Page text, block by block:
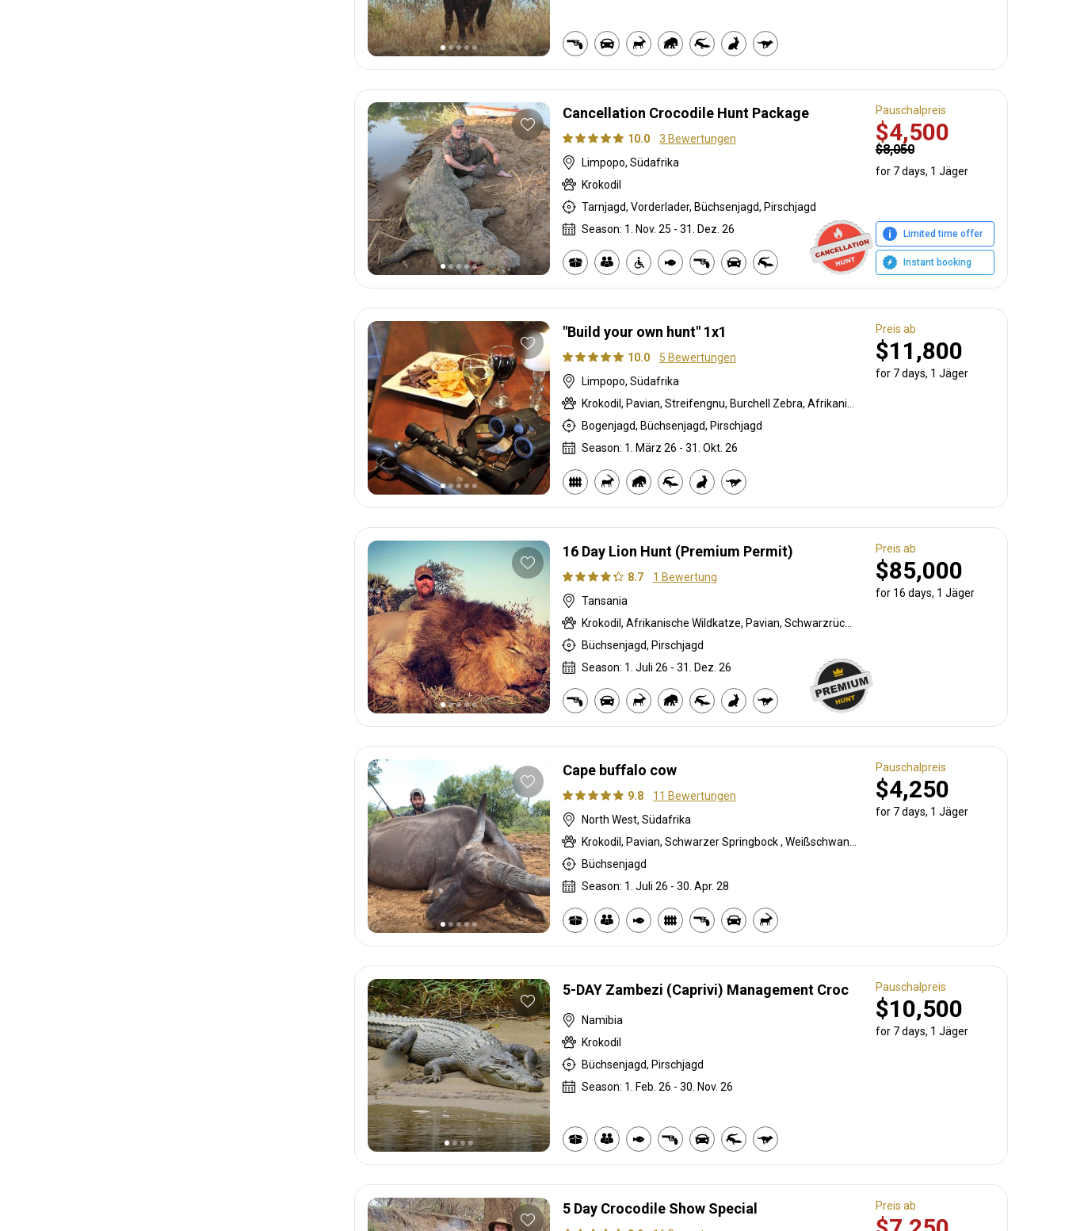
Cancellation Crocodile Hunt Package
10.0
3 Bewertungen
Limpopo, Südafrika
Krokodil
Tarnjagd, Vorderlader, Büchsenjagd, Pirschjagd
Season: 1. Nov. 25 - 31. Dez. 26
Pauschalpreis
$4,500
$8,050
for 7 days, 1 Jäger
Limited time offer
Instant booking
"Build your own hunt" 1x1
10.0
5 Bewertungen
Limpopo, Südafrika
Bogenjagd, Büchsenjagd, Pirschjagd
Season: 1. März 26 - 31. Okt. 26
Preis ab
$11,800
for 7 days, 1 Jäger
16 Day Lion Hunt (Premium Permit)
8.7
1 Bewertung
Tansania
Krokodil, Afrikanische Wildkatze, Pavian, Schwarzrücken-Schakal, Bohor-Riedbock, Buschbock, Buschschwein, Afrikanischer Büffel, Karakal, Zibetkatze, Kronenducker, Riedbock, Defassa-Wasserbock, Großkudu, Elenantilope, Ginsterkatze, Kuhantilope, Flusspferd, Honigdachs, Löwe, Livingstone Elenantilope, Bleichböckchen, Stachelschwein, Pferdeantilope, Zobel, Serval, Sitatunga, Tüpfelhyäne, Topi, Warzenschwein, Zebra
Büchsenjagd, Pirschjagd
Season: 1. Juli 26 - 31. Dez. 26
Preis ab
$85,000
for 16 days, 1 Jäger
Cape buffalo cow
9.8
11 Bewertungen
North West, Südafrika
Büchsenjagd
Season: 1. Juli 26 - 30. Apr. 28
Pauschalpreis
$4,250
for 7 days, 1 Jäger
5-DAY Zambezi (Caprivi) Management Croc
Namibia
Krokodil
Büchsenjagd, Pirschjagd
Season: 1. Feb. 26 - 30. Nov. 26
Pauschalpreis
$10,500
for 7 days, 1 Jäger
5 Day Crocodile Show Special Preis ab